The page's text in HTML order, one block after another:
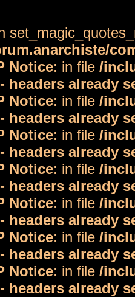
Notice: in file /
headers already
Notice: in file /
headers already
Notice: in file /
headers already
Notice: in file /
headers already
Notice: in file /
headers already
Notice: in file /
headers already
Notice: in file /
headers already